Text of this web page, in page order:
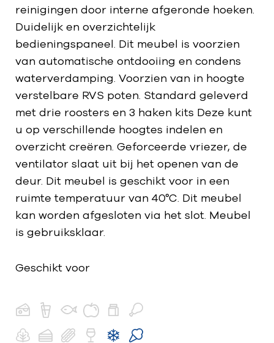
reinigingen door interne afgeronde hoeken.
Duidelijk en overzichtelijk
bedieningspaneel. Dit meubel is voorzien
van automatische ontdooiing en condens
waterverdamping. Voorzien van in hoogte
verstelbare RVS poten. Standard geleverd
met drie roosters en 3 haken kits Deze kunt
u op verschillende hoogtes indelen en
overzicht creëren. Geforceerde vriezer, de
ventilator slaat uit bij het openen van de
deur. Dit meubel is geschikt voor in een
ruimte temperatuur van 40°C. Dit meubel
kan worden afgesloten via het slot. Meubel
is gebruiksklaar.
Geschikt voor